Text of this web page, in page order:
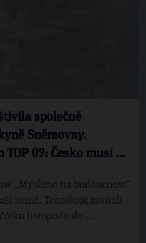
společně
Sněmovny.
09: Česko musí ...
„Myslíme na budoucnost“
země. Tentokrát zavítali
listopadu do ...